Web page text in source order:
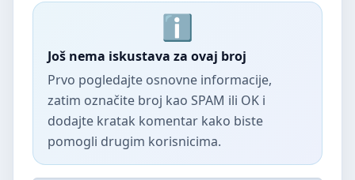
Još nema iskustava za ovaj broj
Prvo pogledajte osnovne informacije,
zatim označite broj kao SPAM ili OK i
dodajte kratak komentar kako biste
pomogli drugim korisnicima.